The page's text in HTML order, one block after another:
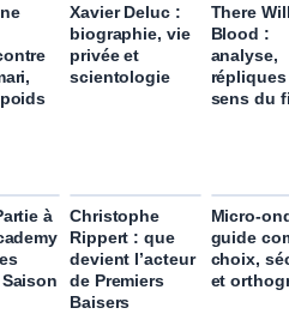
Xavier Deluc :
biographie, vie
privée et
scientologie
There
Blood :
analyse,
sens du
à
Christophe
Rippert : que
devient l’acteur
de Premiers
Baisers
Micro-
guide
choix,
et